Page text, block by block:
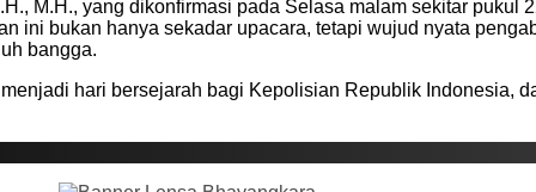
M.H., yang dikonfirmasi pada Selasa malam sekitar pukul
ini bukan hanya sekadar upacara, tetapi wujud nyata
bangga.
hari bersejarah bagi Kepolisian Republik Indonesia,